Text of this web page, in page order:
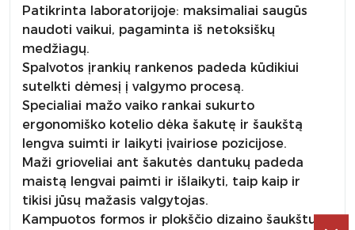
Patikrinta laboratorijoje: maksimaliai saugūs
naudoti vaikui, pagaminta iš netoksiškų
medžiagų.
Spalvotos įrankių rankenos padeda kūdikiui
sutelkti dėmesį į valgymo procesą.
Specialiai mažo vaiko rankai sukurto
ergonomiško kotelio dėka šakutę ir šaukštą
lengva suimti ir laikyti įvairiose pozicijose.
Maži grioveliai ant šakutės dantukų padeda
maistą lengvai paimti ir išlaikyti, taip kaip ir
tikisi jūsų mažasis valgytojas.
Kampuotos formos ir plokščio dizaino šaukštu